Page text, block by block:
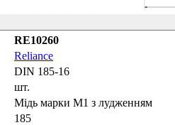
RE10260
Reliance
DIN 185-16
шт.
Мідь марки М1 з лудженням
185